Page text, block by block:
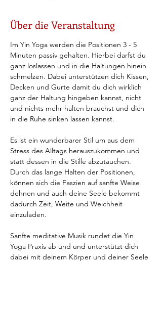
Über die Veranstaltung
Im Yin Yoga werden die Positionen 3 - 5
Minuten passiv gehalten. Hierbei darfst du
ganz loslassen und in die Haltungen hinein
schmelzen. Dabei unterstützen dich Kissen,
Decken und Gurte damit du dich wirklich
ganz der Haltung hingeben kannst, nicht
und nichts mehr halten brauchst und dich
in die Ruhe sinken lassen kannst.
Es ist ein wunderbarer Stil um aus dem
Stress des Alltags herauszukommen und
statt dessen in die Stille abzutauchen.
Durch das lange Halten der Positionen,
können sich die Faszien auf sanfte Weise
dehnen und auch deine Seele bekommt
dadurch Zeit, Weite und Weichheit
einzuladen.
Sanfte meditative Musik rundet die Yin
Yoga Praxis ab und und unterstützt dich
dabei mit deinem Körper und deiner Seele